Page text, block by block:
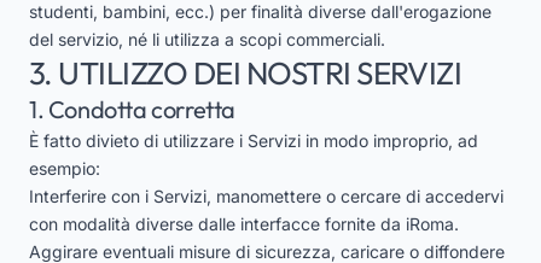
studenti, bambini, ecc.) per finalità diverse dall'erogazione
del servizio, né li utilizza a scopi commerciali.
3. UTILIZZO DEI NOSTRI SERVIZI
1. Condotta corretta
È fatto divieto di utilizzare i Servizi in modo improprio, ad
esempio:
Interferire con i Servizi, manomettere o cercare di accedervi
con modalità diverse dalle interfacce fornite da iRoma.
Aggirare eventuali misure di sicurezza, caricare o diffondere